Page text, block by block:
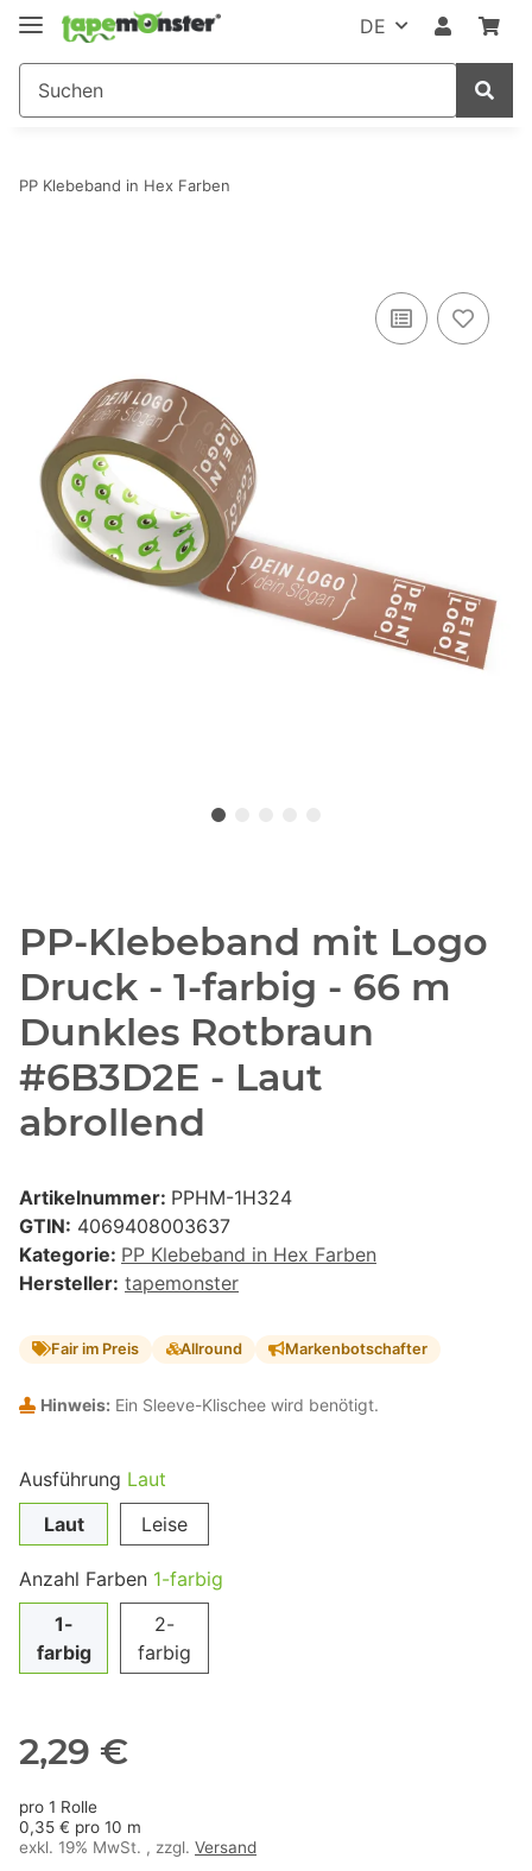
DE
PP Klebeband in Hex Farben
PP-Klebeband mit Logo
Druck - 1-farbig - 66 m
Dunkles Rotbraun
#6B3D2E - Laut
abrollend
Artikelnummer: PPHM-1H324
GTIN: 4069408003637
Kategorie: PP Klebeband in Hex Farben
Hersteller: tapemonster
Fair im Preis Allround Markenbotschafter
Hinweis: Ein Sleeve-Klischee wird benötigt.
Ausführung Laut
Laut
Leise
Anzahl Farben 1-farbig
1-
farbig
2-
farbig
2,29 €
pro 1 Rolle
0,35 € pro 10 m
exkl. 19% MwSt. , zzgl. Versand